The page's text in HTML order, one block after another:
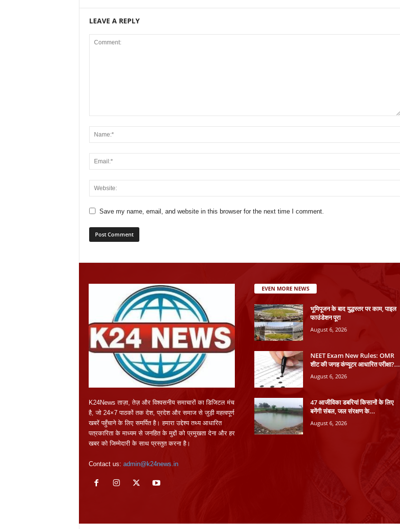
LEAVE A REPLY
Save my name, email, and website in this browser for the next time I comment.
K24News ताज़ा, तेज़ और विश्वसनीय समाचारों का डिजिटल मंच
है, जो 24×7 पाठकों तक देश, प्रदेश और समाज से जुड़ी महत्वपूर्ण
खबरें पहुँचाने के लिए समर्पित है। हमारा उद्देश्य तथ्य आधारित
पत्रकारिता के माध्यम से जनहित के मुद्दों को प्रमुखता देना और हर
खबर को जिम्मेदारी के साथ प्रस्तुत करना है।
Contact us: admin@k24news.in
EVEN MORE NEWS
भूमिपूजन के बाद युद्धस्तर पर काम, पाइल
फाउंडेशन पूरा
August 6, 2026
NEET Exam New Rules: OMR
शीट की जगह कंप्यूटर आधारित परीक्षा?...
August 6, 2026
47 आजीविका डबरियां किसानों के लिए
बनेंगी संबल, जल संरक्षण के...
August 6, 2026